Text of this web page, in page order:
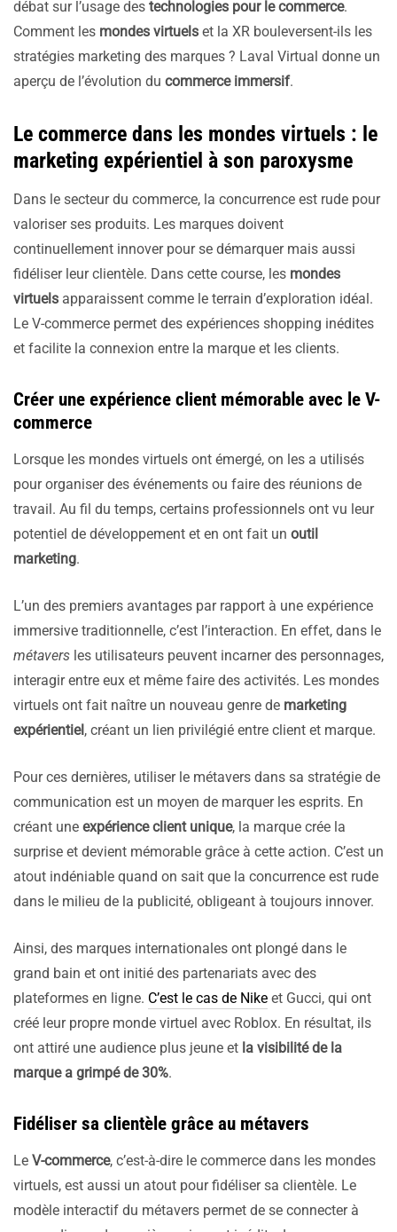
débat sur l’usage des technologies pour le commerce.
Comment les mondes virtuels et la XR bouleversent-ils les
stratégies marketing des marques ? Laval Virtual donne un
aperçu de l’évolution du commerce immersif.
Le commerce dans les mondes virtuels : le
marketing expérientiel à son paroxysme
Dans le secteur du commerce, la concurrence est rude pour
valoriser ses produits. Les marques doivent
continuellement innover pour se démarquer mais aussi
fidéliser leur clientèle. Dans cette course, les mondes
virtuels apparaissent comme le terrain d’exploration idéal.
Le V-commerce permet des expériences shopping inédites
et facilite la connexion entre la marque et les clients.
Créer une expérience client mémorable avec le V-
commerce
Lorsque les mondes virtuels ont émergé, on les a utilisés
pour organiser des événements ou faire des réunions de
travail. Au fil du temps, certains professionnels ont vu leur
potentiel de développement et en ont fait un outil
marketing.
L’un des premiers avantages par rapport à une expérience
immersive traditionnelle, c’est l’interaction. En effet, dans le
métavers les utilisateurs peuvent incarner des personnages,
interagir entre eux et même faire des activités. Les mondes
virtuels ont fait naître un nouveau genre de marketing
expérientiel, créant un lien privilégié entre client et marque.
Pour ces dernières, utiliser le métavers dans sa stratégie de
communication est un moyen de marquer les esprits. En
créant une expérience client unique, la marque crée la
surprise et devient mémorable grâce à cette action. C’est un
atout indéniable quand on sait que la concurrence est rude
dans le milieu de la publicité, obligeant à toujours innover.
Ainsi, des marques internationales ont plongé dans le
grand bain et ont initié des partenariats avec des
plateformes en ligne. C’est le cas de Nike et Gucci, qui ont
créé leur propre monde virtuel avec Roblox. En résultat, ils
ont attiré une audience plus jeune et la visibilité de la
marque a grimpé de 30%.
Fidéliser sa clientèle grâce au métavers
Le V-commerce, c’est-à-dire le commerce dans les mondes
virtuels, est aussi un atout pour fidéliser sa clientèle. Le
modèle interactif du métavers permet de se connecter à